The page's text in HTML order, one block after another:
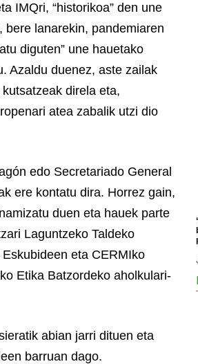
IMQri, “historikoa” den une
bere lanarekin, pandemiaren
diguten” une hauetako
Azaldu duenez, aste zailak
direla eta,
atea zabalik utzi dio
edo Secretariado General
ere kontatu dira. Horrez gain,
duen eta hauek parte
Laguntzeko Taldeko
eta CERMIko
Etika Batzordeko aholkulari-
abian jarri dituen eta
barruan dago.